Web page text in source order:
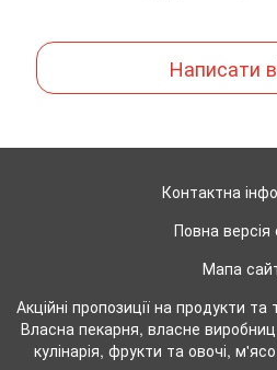
Написати
Контактна
Повна версія
Мапа
Акційні пропозиції на продукти
Власна пекарня, власне
кулінарія, фрукти та овочі,